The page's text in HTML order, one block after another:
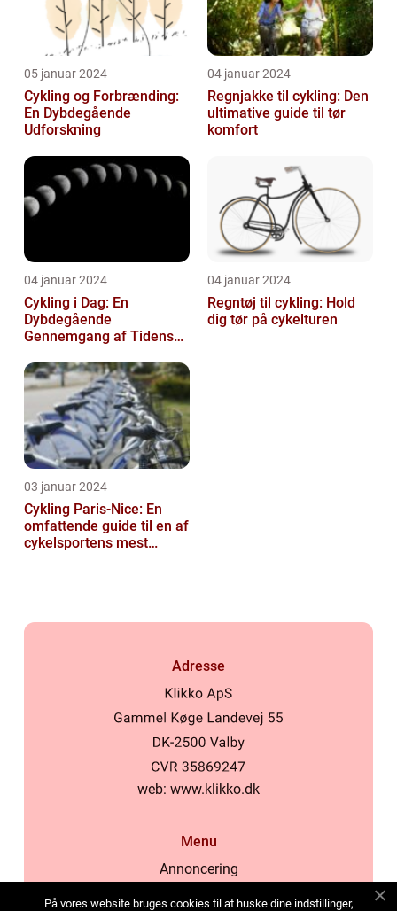
05 januar 2024
Cykling og Forbrænding:
En Dybdegående
Udforskning
04 januar 2024
Regnjakke til cykling: Den
ultimative guide til tør
komfort
04 januar 2024
Cykling i Dag: En
Dybdegående
Gennemgang af Tidens
04 januar 2024
Regntøj til cykling: Hold
dig tør på cykelturen
03 januar 2024
Cykling Paris-Nice: En
omfattende guide til en af
cykelsportens mest
Adresse
web: www.klikko.dk
Menu
Annoncering
På vores website bruges cookies til at huske dine indstillinger,